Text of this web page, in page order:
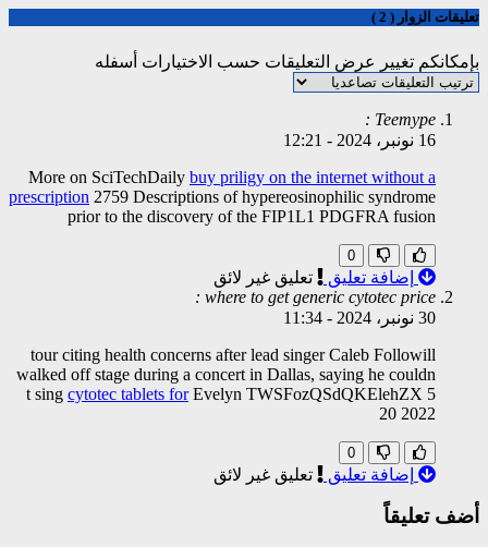
تعليقات الزوار ( 2 )
بإمكانكم تغيير عرض التعليقات حسب الاختيارات أسفله
Teemype :
16 نونبر، 2024
-
12:21
More on SciTechDaily buy priligy on the internet without a
prescription 2759 Descriptions of hypereosinophilic syndrome
prior to the discovery of the FIP1L1 PDGFRA fusion
0
إضافة تعليق
تعليق غير لائق
where to get generic cytotec price :
30 نونبر، 2024
-
11:34
tour citing health concerns after lead singer Caleb Followill
walked off stage during a concert in Dallas, saying he couldn
t sing cytotec tablets forEvelyn TWSFozQSdQKElehZX 5
20 2022
0
إضافة تعليق تعليق غير لائق
أضف تعليقاً